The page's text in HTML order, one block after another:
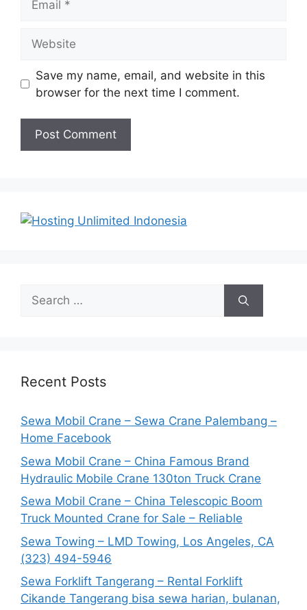
Save my name, email, and website in this
browser for the next time I comment.
Search
for:
Recent Posts
Sewa Mobil Crane – Sewa Crane Palembang –
Home Facebook
Sewa Mobil Crane – China Famous Brand
Hydraulic Mobile Crane 130ton Truck Crane
Sewa Mobil Crane – China Telescopic Boom
Truck Mounted Crane for Sale – Reliable
Sewa Towing – LMD Towing, Los Angeles, CA
(323) 494-5946
Sewa Forklift Tangerang – Rental Forklift
Cikande Tangerang bisa sewa harian, bulanan,